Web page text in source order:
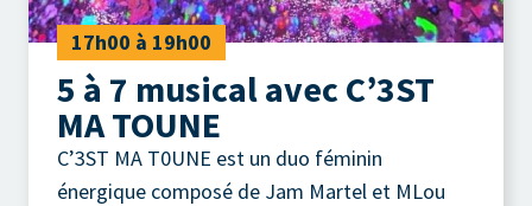
17h00 à 19h00
5 à 7 musical avec C’3ST
MA TOUNE
C’3ST MA T0UNE est un duo féminin
énergique composé de Jam Martel et MLou